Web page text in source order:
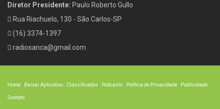
Diretor Presidente: Paulo Roberto Gullo
Rua Riachuelo, 130 - São Carlos-SP
(16) 3374-1397
radiosanca@gmail.com
Home Baixar Aplicativo Classificados Podcasts Política de Privacidade Publicidade
Contato